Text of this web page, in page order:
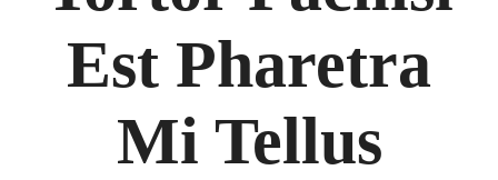
Est Pharetra
Mi Tellus